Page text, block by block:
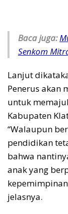
Baca juga:
Senkom
Lanjut
Penerus akan
untuk
Kabupaten
“Walaupun
pendidikan
bahwa
anak yang
jelasnya.